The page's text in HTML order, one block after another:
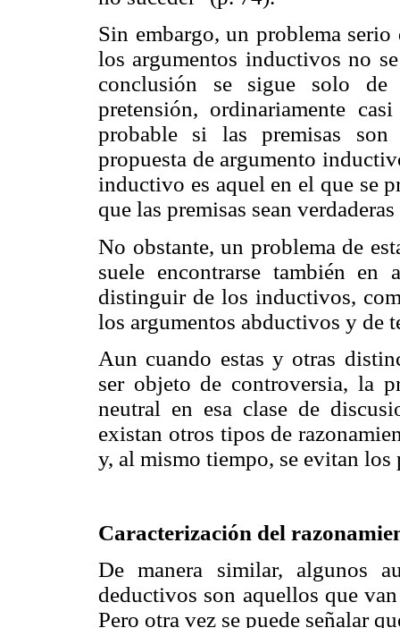
Sin embargo, un problema
los argumentos inductivos no
conclusión se sigue solo de
pretensión, ordinariamente
probable si las premisas
propuesta de argumento
inductivo es aquel en el que se
que las premisas sean
No obstante, un problema de
suele encontrarse también en
distinguir de los inductivos,
los argumentos abductivos y de
Aun cuando estas y otras
ser objeto de controversia, la
neutral en esa clase de
existan otros tipos de
y, al mismo tiempo, se evitan los
Caracterización del
De manera similar, algunos
deductivos son aquellos que
Pero otra vez se puede señalar